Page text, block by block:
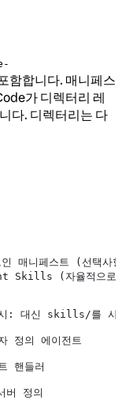
함합니다. 매니페스
가 디렉터리 레
다. 디렉터리는 다
페스트 (선택사항,
(자율적으로 호
대신 skills/를 사용
의 에이전트
들러
정의